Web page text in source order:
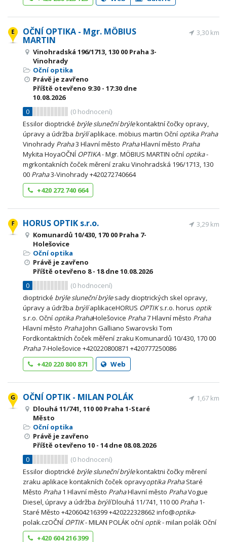
OČNÍ OPTIKA - Mgr. MÖBIUS
MARTIN
Vinohradská 196/1713, 130 00 Praha 3-
Vinohrady
Oční optika
Právě je zavřeno
Příště otevřeno 9:30 - 17:30 dne
10.08.2026
0
(0 hodnocení)
3,30 km
Essilor dioptrické brýlesluneční brýlekontaktní čočky opravy,
úpravy a údržba brýlíaplikace. möbius martin Oční optika Praha
Vinohrady Praha3 Hlavní město PrahaHlavní město Praha
Mykita HoyaOČNÍOPTIKA- Mgr. MÖBIUS MARTIN oční optika-
mgrkontakních čoček měrení zraku Vinohradská 196/1713, 130
00 Praha3-Vinohrady +420272740664
+420 272 740 664
HORUS OPTIK s.r.o.
Komunardů 10/430, 170 00 Praha 7-
Holešovice
Oční optika
Právě je zavřeno
Příště otevřeno 8 - 18dne 10.08.2026
0
(0 hodnocení)
3,29 km
dioptrické brýlesluneční brýlesady dioptrických skel opravy,
úpravy a údržba brýlíaplikaceHORUS OPTIKs.r.o. horus optik
s.r.o. Oční optika PrahaHolešovice Praha7 Hlavní město Praha
Hlavní město PrahaJohn Galliano Swarovski Tom
Fordkontaktních čoček měření zraku Komunardů 10/430, 170 00
Praha7-Holešovice +420220800871 +420777250086
+420 220 800 871
Web
OČNÍ OPTIK - MILAN POLÁK
Dlouhá 11/741, 110 00 Praha 1-Staré
Město
Oční optika
Právě je zavřeno
Příště otevřeno 10 - 14dne 08.08.2026
0
(0 hodnocení)
1,67 km
Essilor dioptrické brýlesluneční brýlekontaktni čočky měrení
zraku aplikace kontakních čoček opravyoptika PrahaStaré
Město Praha1 Hlavní město PrahaHlavní město PrahaVogue
Diesel, úpravy a údržba brýlíDlouhá 11/741, 110 00 Praha1-
Staré Město +420604216399 +420222328662 info@optika-
polak.czOČNÍOPTIK- MILAN POLÁK oční optik- milan polák Oční
+420 604 216 399